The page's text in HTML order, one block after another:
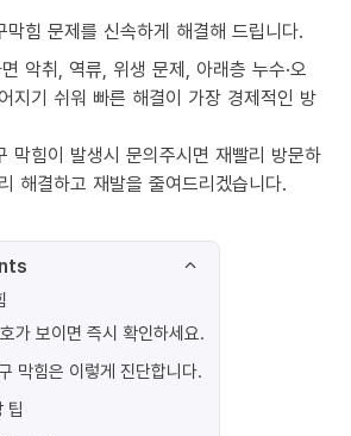
막힘 문제를 신속하게 해결해 드립니다.
악취, 역류, 위생 문제, 아래층 누수·오
지기 쉬워 빠른 해결이 가장 경제적인 방
막힘이 발생시 문의주시면 재빨리 방문하
해결하고 재발을 줄여드리겠습니다.
가 보이면 즉시 확인하세요.
막힘은 이렇게 진단합니다.
팁